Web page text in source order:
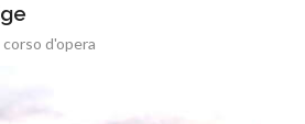
d'opera